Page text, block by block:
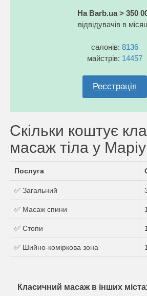
На Barb.ua > 350
відвідувачів в
салонів: 8136
майстрів: 14457
Реєстрація
Скільки коштує
масаж тіла у
Послуга
✅ Загальний
✅ Масаж спини
✅ Стопи
✅ Шийно-коміркова зона
Класичний масаж в інших